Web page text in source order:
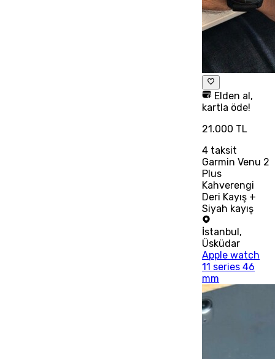
Elden al,
kartla öde!
21.000 TL
4 taksit
Garmin Venu 2
Plus
Kahverengi
Deri Kayış +
Siyah kayış
İstanbul,
Üsküdar
Apple watch
11 series 46
mm